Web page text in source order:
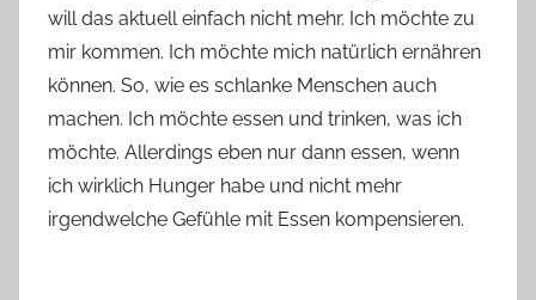
will das aktuell einfach nicht mehr. Ich möchte zu
mir kommen. Ich möchte mich natürlich ernähren
können. So, wie es schlanke Menschen auch
machen. Ich möchte essen und trinken, was ich
möchte. Allerdings eben nur dann essen, wenn
ich wirklich Hunger habe und nicht mehr
irgendwelche Gefühle mit Essen kompensieren.